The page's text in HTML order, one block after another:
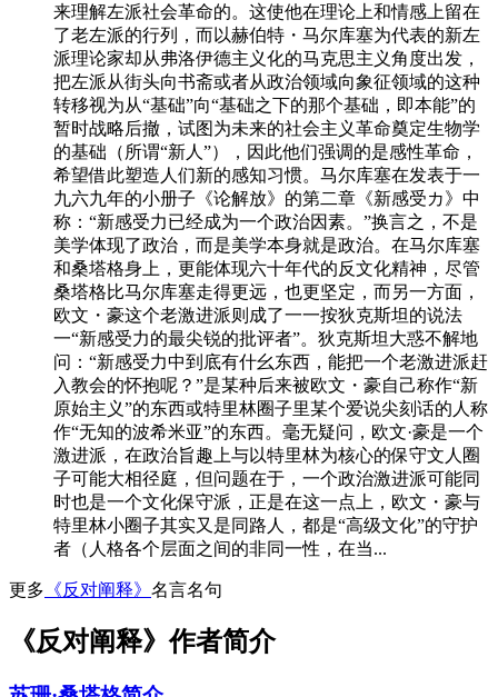
来理解左派社会革命的。这使他在理论上和情感上留在
了老左派的行列，而以赫伯特・马尔库塞为代表的新左
派理论家却从弗洛伊德主义化的马克思主义角度出发，
把左派从街头向书斋或者从政治领域向象征领域的这种
转移视为从“基础”向“基础之下的那个基础，即本能”的
暂时战略后撤，试图为未来的社会主义革命奠定生物学
的基础（所谓“新人”），因此他们强调的是感性革命，
希望借此塑造人们新的感知习惯。马尔库塞在发表于一
九六九年的小册子《论解放》的第二章《新感受カ》中
称：“新感受力已经成为一个政治因素。”换言之，不是
美学体现了政治，而是美学本身就是政治。在马尔库塞
和桑塔格身上，更能体现六十年代的反文化精神，尽管
桑塔格比马尔库塞走得更远，也更坚定，而另一方面，
欧文・豪这个老激进派则成了一一按狄克斯坦的说法
一“新感受力的最尖锐的批评者”。狄克斯坦大惑不解地
问：“新感受力中到底有什幺东西，能把一个老激进派赶
入教会的怀抱呢？”是某种后来被欧文・豪自己称作“新
原始主义”的东西或特里林圈子里某个爱说尖刻话的人称
作“无知的波希米亚”的东西。毫无疑问，欧文·豪是一个
激进派，在政治旨趣上与以特里林为核心的保守文人圈
子可能大相径庭，但问题在于，一个政治激进派可能同
时也是一个文化保守派，正是在这一点上，欧文・豪与
特里林小圈子其实又是同路人，都是“高级文化”的守护
者（人格各个层面之间的非同一性，在当...
更多 《反对阐释》 名言名句
《反对阐释》作者简介